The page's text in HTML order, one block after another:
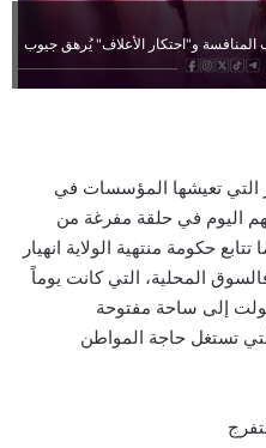
المنافسة و"احتكار الأعلاف" يُرهق جيوب
التي تعيشها المؤسسات في
اليوم في حلقة مفرغة من
حكومة منتهية الولاية انهيار
المحلية، التي كانت يوماً
إلى ساحة مفتوحة
تستغل حاجة المواطن